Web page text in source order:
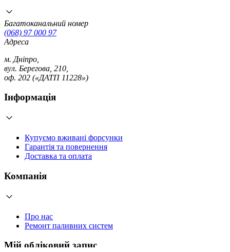
Багатоканальний номер
(068) 97 000 97
Адреса
м. Дніпро,
вул. Берегова, 210,
оф. 202 («ДАТП 11228»)
Інформація
Купуємо вживані форсунки
Гарантія та повернення
Доставка та оплата
Компанія
Про нас
Ремонт паливних систем
Мій обліковий запис